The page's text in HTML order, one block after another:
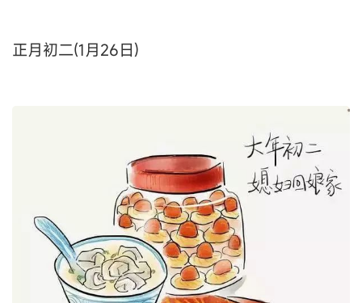
正月初二(1月26日)